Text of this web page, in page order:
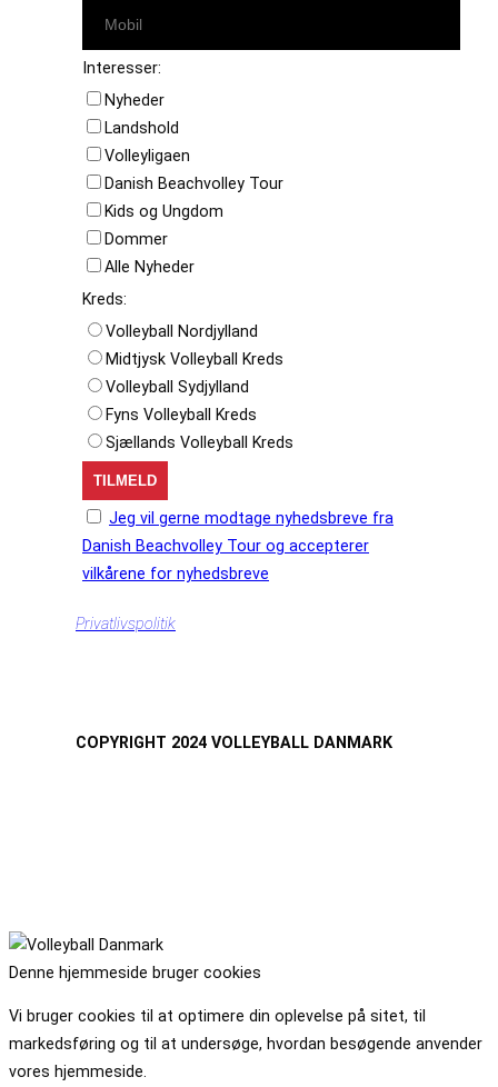
Interesser:
Nyheder
Landshold
Volleyligaen
Danish Beachvolley Tour
Kids og Ungdom
Dommer
Alle Nyheder
Kreds:
Volleyball Nordjylland
Midtjysk Volleyball Kreds
Volleyball Sydjylland
Fyns Volleyball Kreds
Sjællands Volleyball Kreds
Jeg vil gerne modtage nyhedsbreve fra
Danish Beachvolley Tour og accepterer
vilkårene for nyhedsbreve
Privatlivspolitik
COPYRIGHT 2024 VOLLEYBALL DANMARK
Denne hjemmeside bruger cookies
Vi bruger cookies til at optimere din oplevelse på sitet, til
markedsføring og til at undersøge, hvordan besøgende anvender
vores hjemmeside.